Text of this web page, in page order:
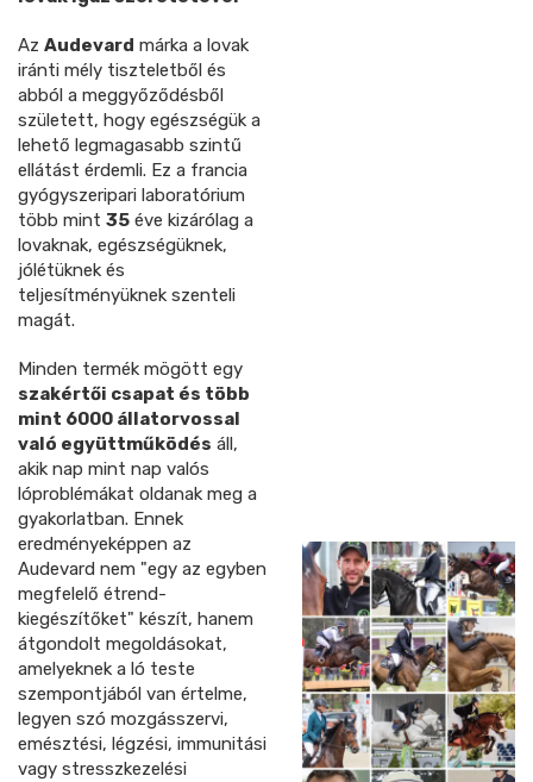
Az Audevard márka a lovak
iránti mély tiszteletből és
abból a meggyőződésből
született, hogy egészségük a
lehető legmagasabb szintű
ellátást érdemli. Ez a francia
gyógyszeripari laboratórium
több mint 35 éve kizárólag a
lovaknak, egészségüknek,
jólétüknek és
teljesítményüknek szenteli
magát.
Minden termék mögött egy
szakértői csapat és több
mint 6000 állatorvossal
való együttműködés áll,
akik nap mint nap valós
lóproblémákat oldanak meg a
gyakorlatban. Ennek
eredményeképpen az
Audevard nem "egy az egyben
megfelelő étrend-
kiegészítőket" készít, hanem
átgondolt megoldásokat,
amelyeknek a ló teste
szempontjából van értelme,
legyen szó mozgásszervi,
emésztési, légzési, immunitási
vagy stresszkezelési